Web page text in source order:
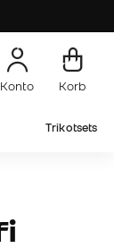
Konto Korb
Trikotsets